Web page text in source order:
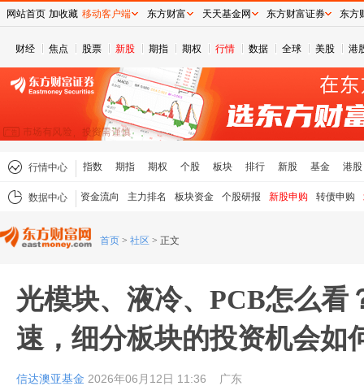
财经 焦点 股票 新股 期指 期权 行情 数据 全球 美股 港
行情中心 指数 期指 期权 个股 板块 排行 新股 基金 港股
数据中心 资金流向 主力排名 板块资金 个股研报 新股申购 转债申购
首页 > 社区 > 正文
光模块、液冷、PCB怎么看
速，细分板块的投资机会如
信达澳亚基金 2026年06月12日 11:36 广东
网站首页 加收藏 移动客户端 东方财富 天天基金网 东方财富证券 东方